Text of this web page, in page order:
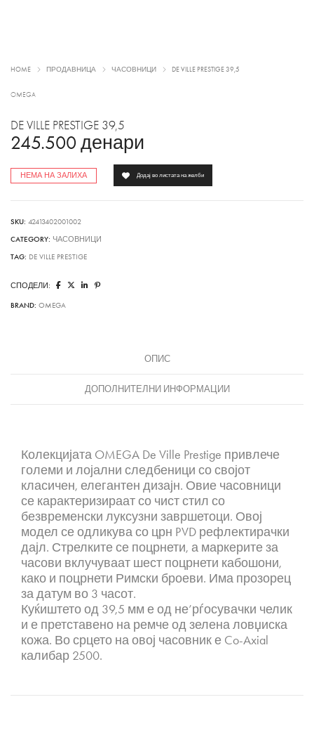
HOME ПРОДАВНИЦА ЧАСОВНИЦИ DE VILLE PRESTIGE 39,5
OMEGA
DE VILLE PRESTIGE 39,5
245.500 денари
НЕМА НА ЗАЛИХА Додај во листата на желби
SKU: 42413402001002
CATEGORY: ЧАСОВНИЦИ
TAG: DE VILLE PRESTIGE
СПОДЕЛИ:
BRAND: OMEGA
ОПИС
ДОПОЛНИТЕЛНИ ИНФОРМАЦИИ
Колекцијата OMEGA De Ville Prestige привлече
големи и лојални следбеници со својот
класичен, елегантен дизајн. Овие часовници
се карактеризираат со чист стил со
безвременски луксузни завршетоци. Овој
модел се одликува со црн PVD рефлектирачки
дајл. Стрелките се поцрнети, а маркерите за
часови вклучуваат шест поцрнети кабошони,
како и поцрнети Римски броеви. Има прозорец
за датум во 3 часот.
Куќиштето од 39,5 мм е од не’рѓосувачки челик
и е претставено на ремче од зелена ловџиска
кожа. Во срцето на овој часовник е Co-Axial
калибар 2500.